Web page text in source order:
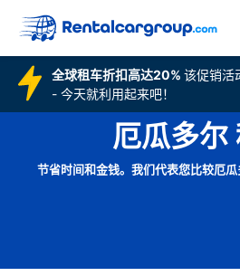
全球租车折扣高达20% 该促销活
- 今天就利用起来吧！
厄瓜多尔
节省时间和金钱。我们代表您比较厄瓜